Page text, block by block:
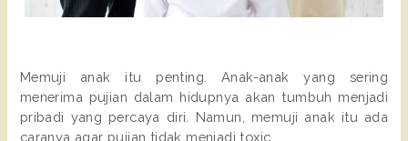
Memuji anak itu penting. Anak-anak yang sering
menerima pujian dalam hidupnya akan tumbuh menjadi
pribadi yang percaya diri. Namun, memuji anak itu ada
caranya agar pujian tidak menjadi toxic.